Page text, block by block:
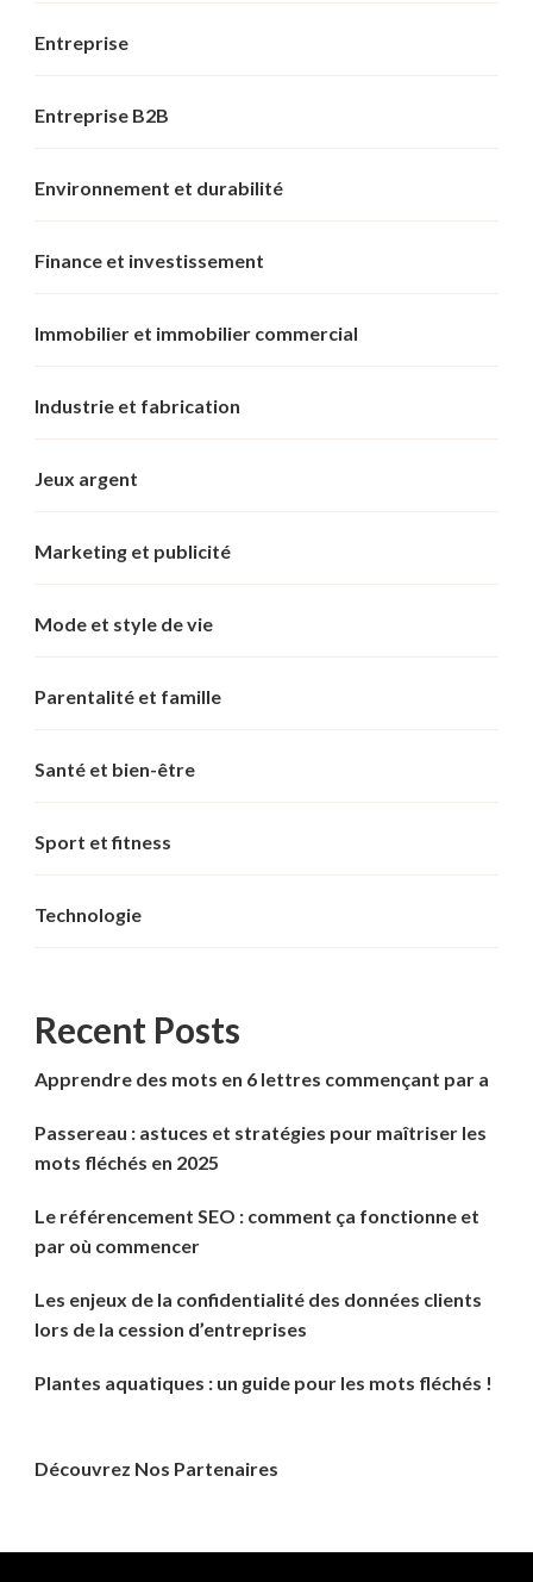
Entreprise
Entreprise B2B
Environnement et durabilité
Finance et investissement
Immobilier et immobilier commercial
Industrie et fabrication
Jeux argent
Marketing et publicité
Mode et style de vie
Parentalité et famille
Santé et bien-être
Sport et fitness
Technologie
Recent Posts
Apprendre des mots en 6 lettres commençant par a
Passereau : astuces et stratégies pour maîtriser les
mots fléchés en 2025
Le référencement SEO : comment ça fonctionne et
par où commencer
Les enjeux de la confidentialité des données clients
lors de la cession d’entreprises
Plantes aquatiques : un guide pour les mots fléchés !
Découvrez Nos Partenaires